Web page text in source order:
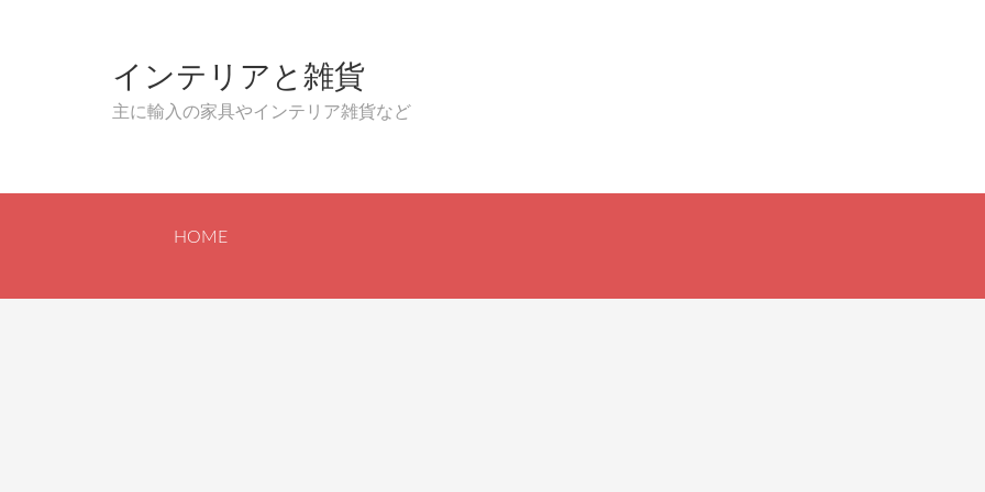
インテリアと雑貨
主に輸入の家具やインテリア雑貨など
HOME